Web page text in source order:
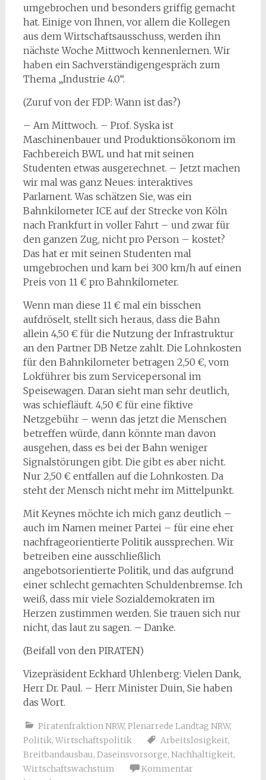
umgebrochen und besonders griffig gemacht
hat. Einige von Ihnen, vor allem die Kollegen
aus dem Wirtschaftsausschuss, werden ihn
nächste Woche Mittwoch kennenlernen. Wir
haben ein Sachverständigengespräch zum
Thema „Industrie 4.0“.
(Zuruf von der FDP: Wann ist das?)
– Am Mittwoch. – Prof. Syska ist
Maschinenbauer und Produktionsökonom im
Fachbereich BWL und hat mit seinen
Studenten etwas ausgerechnet. – Jetzt machen
wir mal was ganz Neues: interaktives
Parlament. Was schätzen Sie, was ein
Bahnkilometer ICE auf der Strecke von Köln
nach Frankfurt in voller Fahrt – und zwar für
den ganzen Zug, nicht pro Person – kostet?
Das hat er mit seinen Studenten mal
umgebrochen und kam bei 300 km/h auf einen
Preis von 11 € pro Bahnkilometer.
Wenn man diese 11 € mal ein bisschen
aufdröselt, stellt sich heraus, dass die Bahn
allein 4,50 € für die Nutzung der Infrastruktur
an den Partner DB Netze zahlt. Die Lohnkosten
für den Bahnkilometer betragen 2,50 €, vom
Lokführer bis zum Servicepersonal im
Speisewagen. Daran sieht man sehr deutlich,
was schiefläuft. 4,50 € für eine fiktive
Netzgebühr – wenn das jetzt die Menschen
betreffen würde, dann könnte man davon
ausgehen, dass es bei der Bahn weniger
Signalstörungen gibt. Die gibt es aber nicht.
Nur 2,50 € entfallen auf die Lohnkosten. Da
steht der Mensch nicht mehr im Mittelpunkt.
Mit Keynes möchte ich mich ganz deutlich –
auch im Namen meiner Partei – für eine eher
nachfrageorientierte Politik aussprechen. Wir
betreiben eine ausschließlich
angebotsorientierte Politik, und das aufgrund
einer schlecht gemachten Schuldenbremse. Ich
weiß, dass mir viele Sozialdemokraten im
Herzen zustimmen werden. Sie trauen sich nur
nicht, das laut zu sagen. – Danke.
(Beifall von den PIRATEN)
Vizepräsident Eckhard Uhlenberg: Vielen Dank,
Herr Dr. Paul. – Herr Minister Duin, Sie haben
das Wort.
Piratenfraktion NRW, Plenarrede Landtag NRW,
Politik, Wirtschaftspolitik Arbeitslosigkeit,
Breitbandausbau, Daseinsvorsorge, Nachhaltigkeit,
Wirtschaftswachstum
Kommentar